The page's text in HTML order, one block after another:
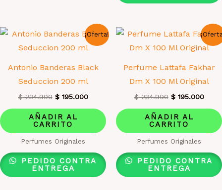
¡Oferta!
Antonio Banderas Black
Seduccion 200 ml
$234.900 El
original
era:
$ 234.900.
$195.000El
actual
$ 195.000.
AÑADIR AL
CARRITO
Perfumes Originales
PEDIDO CONTRA
ENTREGA
Perfume Lattafa Fakhar
Dm X 100 Ml Original
$234.900 El
original
era:
$ 234.900.
$195.000El
$
AÑADIR AL
CARRITO
Perfumes Originales
PEDIDO CONTRA
ENTREGA